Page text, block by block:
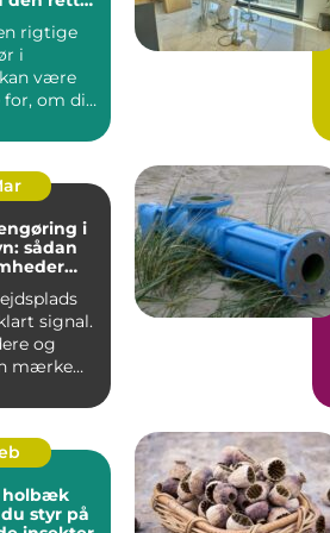
rigtige
i
være
for, om dit
i
sådan
signal.
og
mærke
styr på